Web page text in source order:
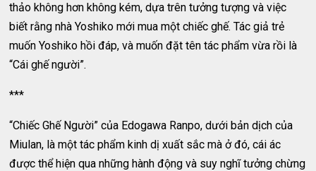
thảo không hơn không kém, dựa trên tưởng tượng và việc
biết rằng nhà Yoshiko mới mua một chiếc ghế. Tác giả trẻ
muốn Yoshiko hồi đáp, và muốn đặt tên tác phẩm vừa rồi là
“Cái ghế người”.
***
“Chiếc Ghế Người” của Edogawa Ranpo, dưới bản dịch của
Miulan, là một tác phẩm kinh dị xuất sắc mà ở đó, cái ác
được thể hiện qua những hành động và suy nghĩ tưởng chừng